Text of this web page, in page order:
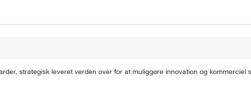
strategisk leveret verden over for at muliggøre innovation og kommerciel